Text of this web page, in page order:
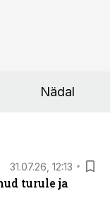
Nädal
31.07.26, 12:13
turule ja